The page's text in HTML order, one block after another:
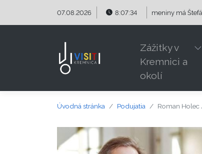
07.08.2026 8:07:34 meniny má
Zážitky v
Kremnici a
okolí
Úvodná stránka Podujatia Roman Holec